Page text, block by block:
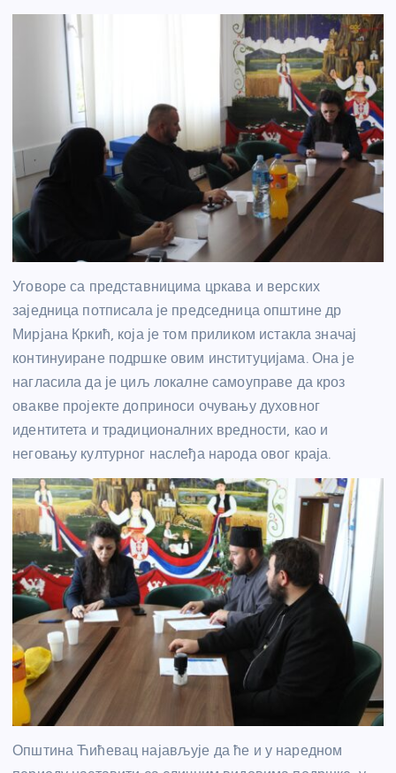
Уговоре са представницима цркава и верских
заједница потписала је председница општине др
Мирјана Кркић, која је том приликом истакла значај
континуиране подршке овим институцијама. Она је
нагласила да је циљ локалне самоуправе да кроз
овакве пројекте доприноси очувању духовног
идентитета и традиционалних вредности, као и
неговању културног наслеђа народа овог краја.
Општина Ћићевац најављује да ће и у наредном